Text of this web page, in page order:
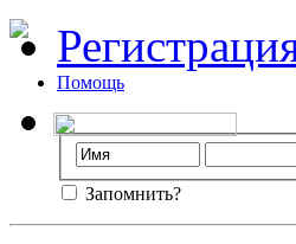
Помощь
Запомнить?